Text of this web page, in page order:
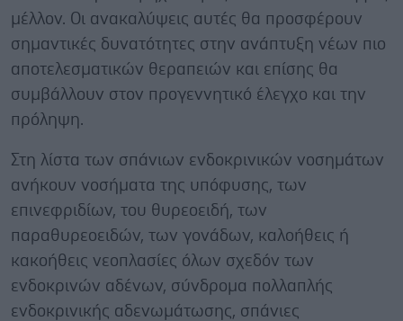
μέλλον. Οι ανακαλύψεις αυτές θα προσφέρουν
σημαντικές δυνατότητες στην ανάπτυξη νέων πιο
αποτελεσματικών θεραπειών και επίσης θα
συμβάλλουν στον προγεννητικό έλεγχο και την
πρόληψη.
Στη λίστα των σπάνιων ενδοκρινικών νοσημάτων
ανήκουν νοσήματα της υπόφυσης, των
επινεφριδίων, του θυρεοειδή, των
παραθυρεοειδών, των γονάδων, καλοήθεις ή
κακοήθεις νεοπλασίες όλων σχεδόν των
ενδοκρινών αδένων, σύνδρομα πολλαπλής
ενδοκρινικής αδενωμάτωσης, σπάνιες